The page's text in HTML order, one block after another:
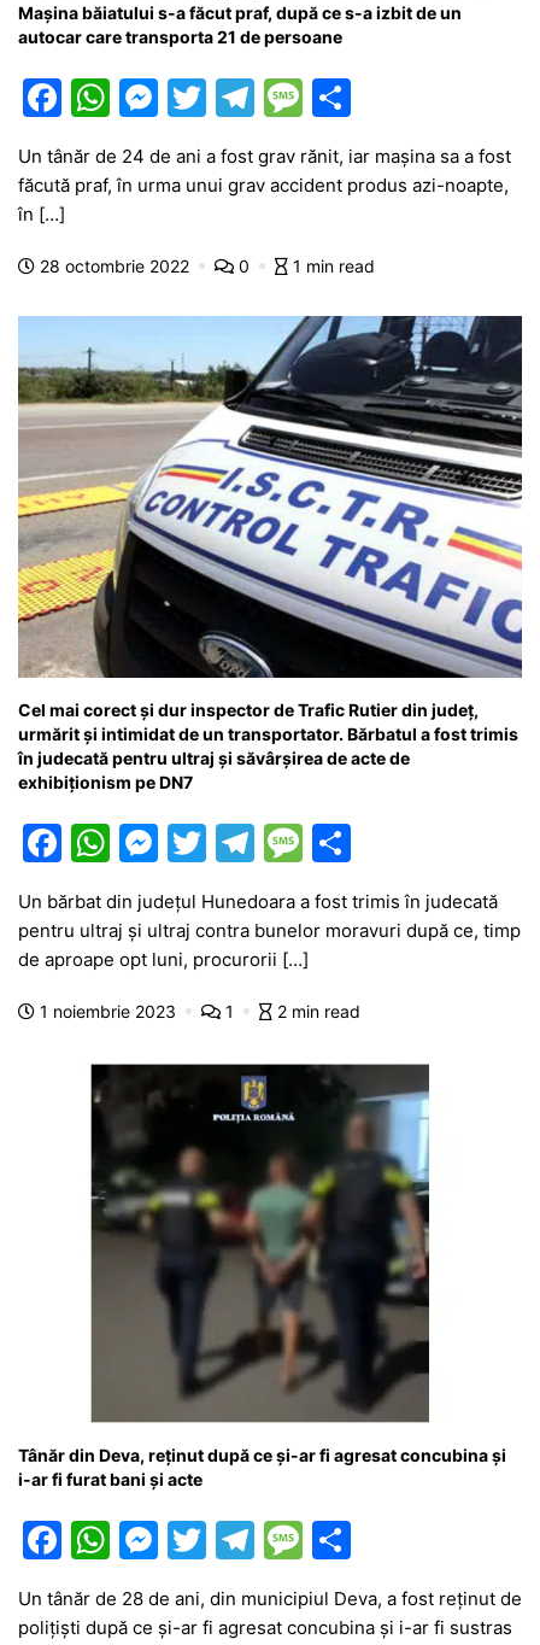
Mașina băiatului s-a făcut praf, după ce s-a izbit de un
autocar care transporta 21 de persoane
F
c
e
b
o
o
k
W
at
A
p
p
M
s
e
g
er
T
itt
er
T
e
a
m
M
s
a
e
ta
a
z
ă
Un tânăr de 24 de ani a fost grav rănit, iar mașina sa a fost
făcută praf, în urma unui grav accident produs azi-noapte,
în […]
28 octombrie 2022 0 1 min read
Cel mai corect și dur inspector de Trafic Rutier din județ,
urmărit și intimidat de un transportator. Bărbatul a fost trimis
în judecată pentru ultraj și săvârșirea de acte de
exhibiționism pe DN7
F
c
e
b
o
W
at
s
A
p
p
M
s
s
e
n
g
er
T
itt
er
T
e
gr
a
m
M
s
s
a
e
ta
a
ă
Un bărbat din județul Hunedoara a fost trimis în judecată
pentru ultraj și ultraj contra bunelor moravuri după ce, timp
de aproape opt luni, procurorii […]
1 noiembrie 2023 1 2 min read
Tânăr din Deva, reținut după ce și-ar fi agresat concubina și
i-ar fi furat bani și acte
F
c
W
at
M
s
T
itt
T
e
M
s ta
Un tânăr de 28 de ani, din municipiul Deva, a fost reținut de
polițiști după ce și-ar fi agresat concubina și i-ar fi sustras